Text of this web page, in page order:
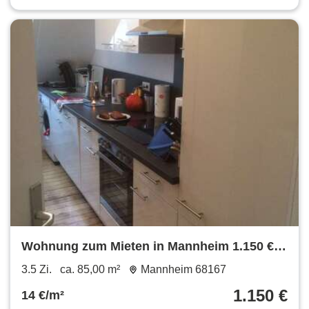
Wohnung zum Mieten in Mannheim 1.150 €
85 m²
3.5 Zi. ca. 85,00 m² Mannheim 68167
14 €/m² 1.150 €